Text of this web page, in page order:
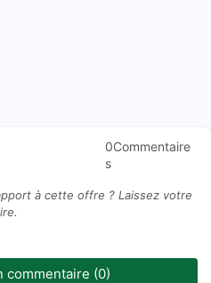
0Commentaire
s
à cette offre ? Laissez votre
commentaire (0)